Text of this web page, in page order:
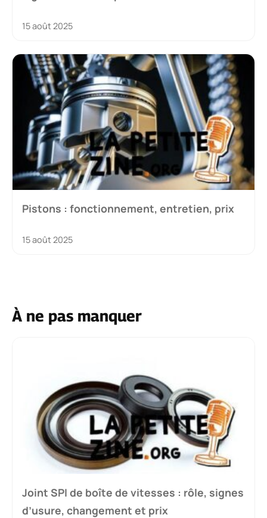
15 août 2025
Pistons : fonctionnement, entretien, prix
15 août 2025
À ne pas manquer
Joint SPI de boîte de vitesses : rôle, signes
d’usure, changement et prix